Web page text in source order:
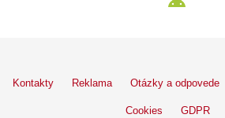
Kontakty Reklama Otázky a odpovede
Cookies GDPR